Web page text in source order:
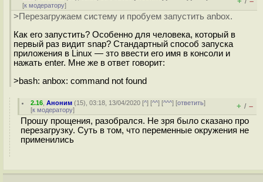
[к модератору]
>Перезагружаем систему и пробуем запустить anbox.
Как его запустить? Особенно для человека, который в
первый раз видит snap? Стандартный способ запуска
приложения в Linux — зто ввести его имя в консоли и
нажать enter. Мне же в ответ говорит:
>bash: anbox: command not found
2.16 ,Аноним (15), 03:18, 13/04/2020 [^] [^^] [^^^] [ответить]
[к модератору] + / –
Прошу прощения, разобрался. Не зря было сказано про
перезагрузку. Суть в том, что переменные окружения не
применились